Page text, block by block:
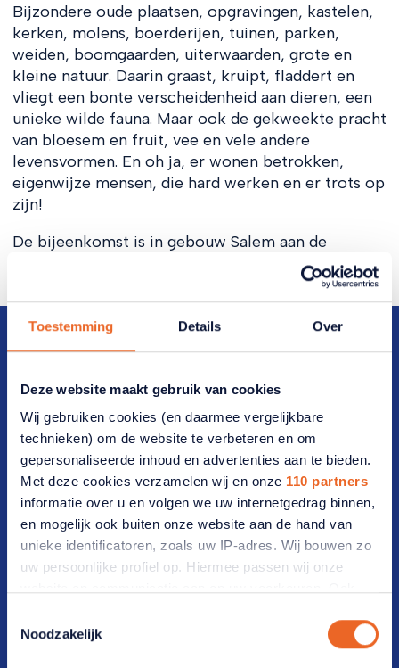
Toestemming Details Over
Deze website maakt gebruik van cookies
Wij gebruiken cookies (en daarmee vergelijkbare
technieken) om de website te verbeteren en om
gepersonaliseerde inhoud en advertenties aan te bieden.
Met deze cookies verzamelen wij en onze 110 partners
informatie over u en volgen we uw internetgedrag binnen,
en mogelijk ook buiten onze website aan de hand van
unieke identificatoren, zoals uw IP-adres. Wij bouwen zo
uw persoonlijke profiel op. Hiermee passen wij onze
van uw recente internetgedrag. Ook delen we mogelijk
Noodzakelijk
Bijzondere oude plaatsen, opgravingen, kastelen,
kerken, molens, boerderijen, tuinen, parken,
weiden, boomgaarden, uiterwaarden, grote en
kleine natuur. Daarin graast, kruipt, fladdert en
vliegt een bonte verscheidenheid aan dieren, een
unieke wilde fauna. Maar ook de gekweekte pracht
van bloesem en fruit, vee en vele andere
levensvormen. En oh ja, er wonen betrokken,
eigenwijze mensen, die hard werken en er trots op
zijn!
De bijeenkomst is in gebouw Salem aan de
Direct naar
Veelgestelde vragen
Vrijwilligers(werk)
Werken bij ANBO-PCOB
Lidmaatschap